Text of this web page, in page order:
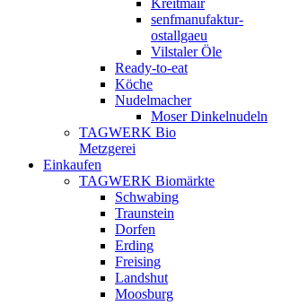
Kreitmair
senfmanufaktur-
ostallgaeu
Vilstaler Öle
Ready-to-eat
Köche
Nudelmacher
Moser Dinkelnudeln
TAGWERK Bio
Metzgerei
Einkaufen
TAGWERK Biomärkte
Schwabing
Traunstein
Dorfen
Erding
Freising
Landshut
Moosburg